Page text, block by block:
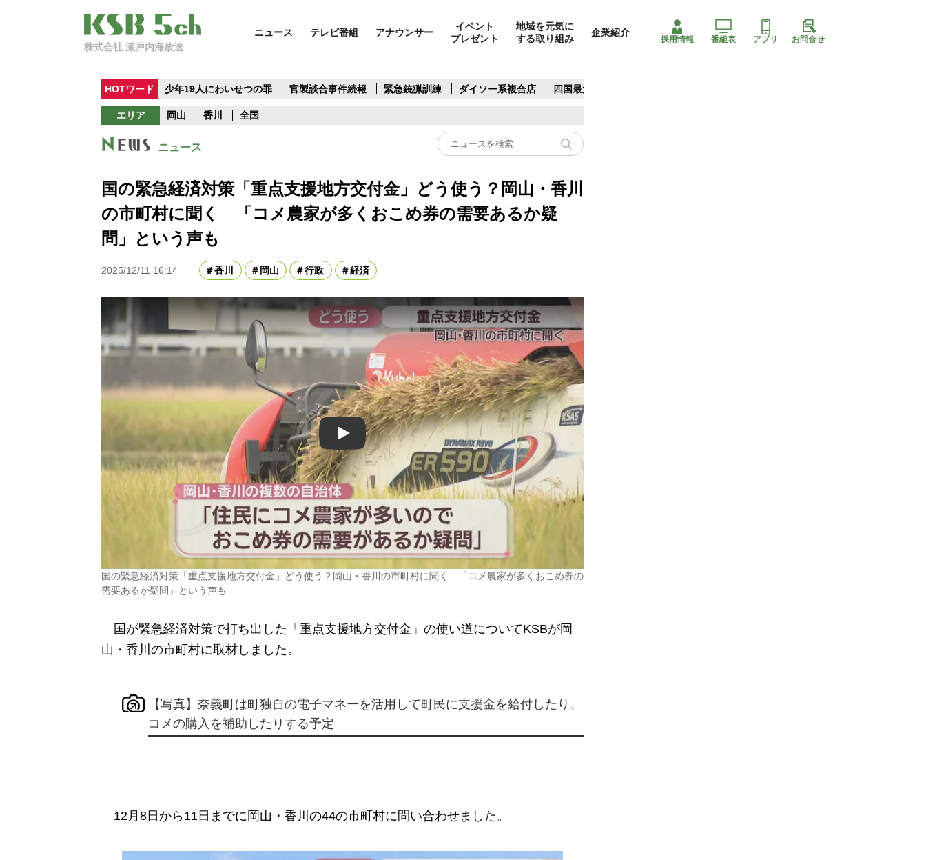
株式会社 瀬戸内海放送
ニュース テレビ番組 アナウンサー
イベント
プレゼント
地域を元気に
する取り組み
企業紹介
採用情報 番組表 アプリ お問合せ
HOTワード 少年19人にわいせつの罪 官製談合事件続報 緊急銃猟訓練 ダイソー系複合店 四国最大スリコ
エリア 岡山 香川 全国
ニュース
国の緊急経済対策「重点支援地方交付金」どう使う？岡山・香川
の市町村に聞く 「コメ農家が多くおこめ券の需要あるか疑
問」という声も
2025/12/11 16:14 香川 岡山 行政 経済
Play
国の緊急経済対策「重点支援地方交付金」どう使う？岡山・香川の市町村に聞く 「コメ農家が多くおこめ券の
需要あるか疑問」という声も
国が緊急経済対策で打ち出した「重点支援地方交付金」の使い道についてKSBが岡
山・香川の市町村に取材しました。
【写真】奈義町は町独自の電子マネーを活用して町民に支援金を給付したり、
コメの購入を補助したりする予定
12月8日から11日までに岡山・香川の44の市町村に問い合わせました。